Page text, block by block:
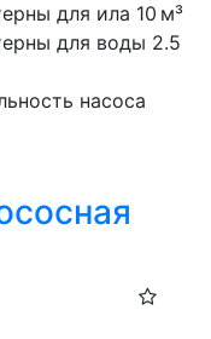
для ила 10 м³
для воды 2.5
насоса